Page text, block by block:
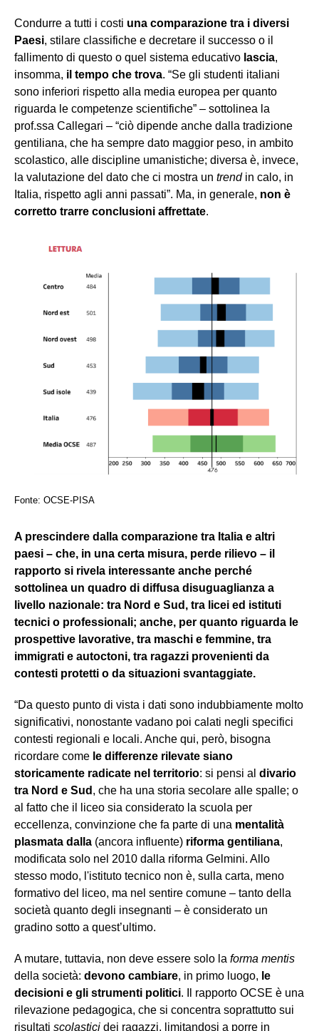
Condurre a tutti i costi una comparazione tra i diversi
Paesi, stilare classifiche e decretare il successo o il
fallimento di questo o quel sistema educativo lascia,
insomma, il tempo che trova. “Se gli studenti italiani
sono inferiori rispetto alla media europea per quanto
riguarda le competenze scientifiche” – sottolinea la
prof.ssa Callegari – “ciò dipende anche dalla tradizione
gentiliana, che ha sempre dato maggior peso, in ambito
scolastico, alle discipline umanistiche; diversa è, invece,
la valutazione del dato che ci mostra un trend in calo, in
Italia, rispetto agli anni passati”. Ma, in generale, non è
corretto trarre conclusioni affrettate.
Fonte: OCSE-PISA
A prescindere dalla comparazione tra Italia e altri
paesi – che, in una certa misura, perde rilievo – il
rapporto si rivela interessante anche perché
sottolinea un quadro di diffusa disuguaglianza a
livello nazionale: tra Nord e Sud, tra licei ed istituti
tecnici o professionali; anche, per quanto riguarda le
prospettive lavorative, tra maschi e femmine, tra
immigrati e autoctoni, tra ragazzi provenienti da
contesti protetti o da situazioni svantaggiate.
“Da questo punto di vista i dati sono indubbiamente molto
significativi, nonostante vadano poi calati negli specifici
contesti regionali e locali. Anche qui, però, bisogna
ricordare come le differenze rilevate siano
storicamente radicate nel territorio: si pensi al divario
tra Nord e Sud , che ha una storia secolare alle spalle; o
al fatto che il
liceo sia considerato la scuola per
eccellenza, convinzione che fa parte di una mentalità
plasmata dalla (ancora influente) riforma gentiliana,
modificata solo nel 2010 dalla riforma Gelmini. Allo
stesso modo, l'istituto tecnico non è, sulla carta, meno
formativo del liceo, ma nel sentire comune – tanto della
società quanto degli insegnanti – è considerato un
gradino sotto a quest’ultimo.
A mutare, tuttavia, non deve essere solo la forma mentis
della società: devono cambiare, in primo luogo, le
decisioni e gli strumenti politici. Il rapporto OCSE è una
rilevazione pedagogica, che si concentra soprattutto sui
risultati scolastici dei ragazzi, limitandosi a porre in